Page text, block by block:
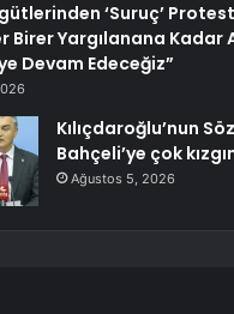
‘Suruç’
Birer Yargılanana
Devam Edeceğiz”
Kılıçdaroğlu’nun
Bahçeli’ye çok
Ağustos 5, 2026